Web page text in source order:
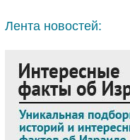
Лента новостей: